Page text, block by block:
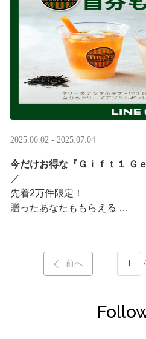
2025.06.02 - 2025.07.04
今だけお得な『Ｇｉｆｔ１ Ｇ
／ ​
先着2万件限定！​
贈ったあなたももらえる ​
LINEギフト限定！タリーズデ
ると、自分も500円分のギフ
前へ